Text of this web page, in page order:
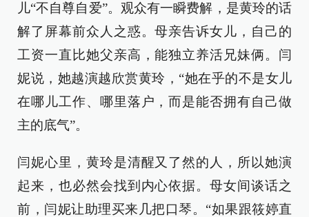
儿“不自尊自爱”。观众有一瞬费解，是黄玲的话
解了屏幕前众人之惑。母亲告诉女儿，自己的
工资一直比她父亲高，能独立养活兄妹俩。闫
妮说，她越演越欣赏黄玲，“她在乎的不是女儿
在哪儿工作、哪里落户，而是能否拥有自己做
主的底气”。
闫妮心里，黄玲是清醒又了然的人，所以她演
起来，也必然会找到内心依据。母女间谈话之
前，闫妮让助理买来几把口琴。“如果跟筱婷直